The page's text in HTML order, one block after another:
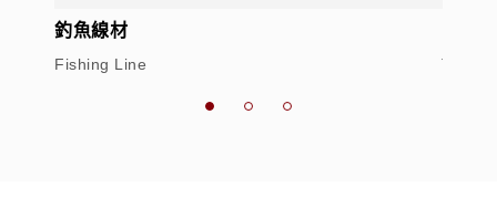
釣魚線材
Fishing Line